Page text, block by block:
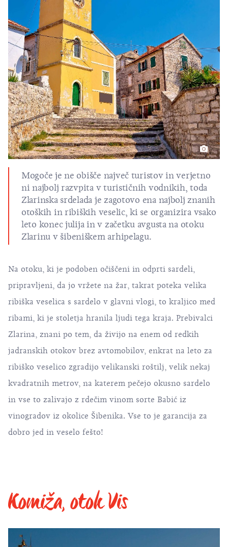
Mogoče je ne obišče največ turistov in verjetno
ni najbolj razvpita v turističnih vodnikih, toda
Zlarinska srdelada je zagotovo ena najbolj znanih
otoških in ribiških veselic, ki se organizira vsako
leto konec julija in v začetku avgusta na otoku
Zlarinu v šibeniškem arhipelagu.
Na otoku, ki je podoben očiščeni in odprti sardeli,
pripravljeni, da jo vržete na žar, takrat poteka velika
ribiška veselica s sardelo v glavni vlogi, to kraljico med
ribami, ki je stoletja hranila ljudi tega kraja. Prebivalci
Zlarina, znani po tem, da živijo na enem od redkih
jadranskih otokov brez avtomobilov, enkrat na leto za
ribiško veselico zgradijo velikanski roštilj, velik nekaj
kvadratnih metrov, na katerem pečejo okusno sardelo
in vse to zalivajo z rdečim vinom sorte Babić iz
vinogradov iz okolice Šibenika. Vse to je garancija za
dobro jed in veselo fešto!
Komiža, otok Vis